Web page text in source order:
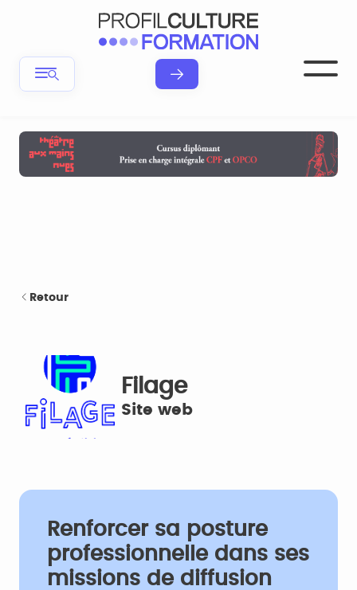
Retour
Filage
Site web
Renforcer sa posture
professionnelle dans ses
missions de diffusion